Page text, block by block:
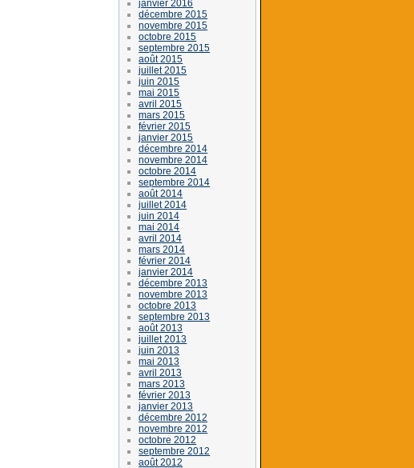
janvier 2016
décembre 2015
novembre 2015
octobre 2015
septembre 2015
août 2015
juillet 2015
juin 2015
mai 2015
avril 2015
mars 2015
février 2015
janvier 2015
décembre 2014
novembre 2014
octobre 2014
septembre 2014
août 2014
juillet 2014
juin 2014
mai 2014
avril 2014
mars 2014
février 2014
janvier 2014
décembre 2013
novembre 2013
octobre 2013
septembre 2013
août 2013
juillet 2013
juin 2013
mai 2013
avril 2013
mars 2013
février 2013
janvier 2013
décembre 2012
novembre 2012
octobre 2012
septembre 2012
août 2012